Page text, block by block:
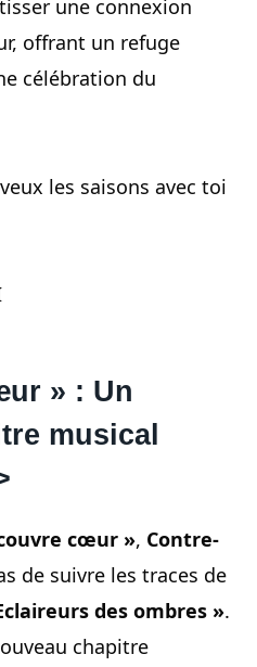
une connexion
offrant un refuge
célébration du
les saisons avec toi
» : Un
musical
cœur », Contre-
de suivre les traces de
des ombres ».
chapitre